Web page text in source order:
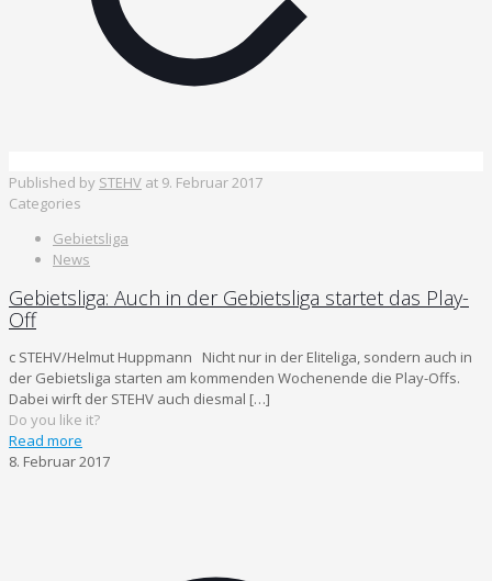
Published by STEHV at 9. Februar 2017
Categories
Gebietsliga
News
Gebietsliga: Auch in der Gebietsliga startet das Play-
Off
c STEHV/Helmut Huppmann Nicht nur in der Eliteliga, sondern auch in
der Gebietsliga starten am kommenden Wochenende die Play-Offs.
Dabei wirft der STEHV auch diesmal […]
Do you like it?
Read more
8. Februar 2017